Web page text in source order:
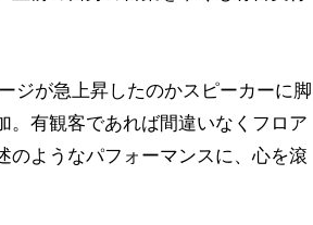
ジが急上昇したのかスピーカーに脚
。有観客であれば間違いなくフロア
のようなパフォーマンスに、心を滾